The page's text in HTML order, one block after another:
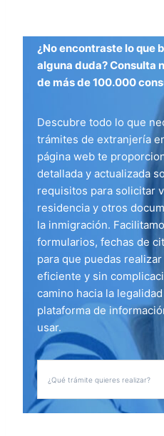
¿No encontraste lo que
alguna duda? Consulta
de más de 100.000
Descubre todo lo que
trámites de extranjería
página web te
detallada y actualizada
requisitos para solicitar
residencia y otros
la inmigración.
formularios, fechas de
para que puedas
eficiente y sin
camino hacia la
plataforma de
usar.